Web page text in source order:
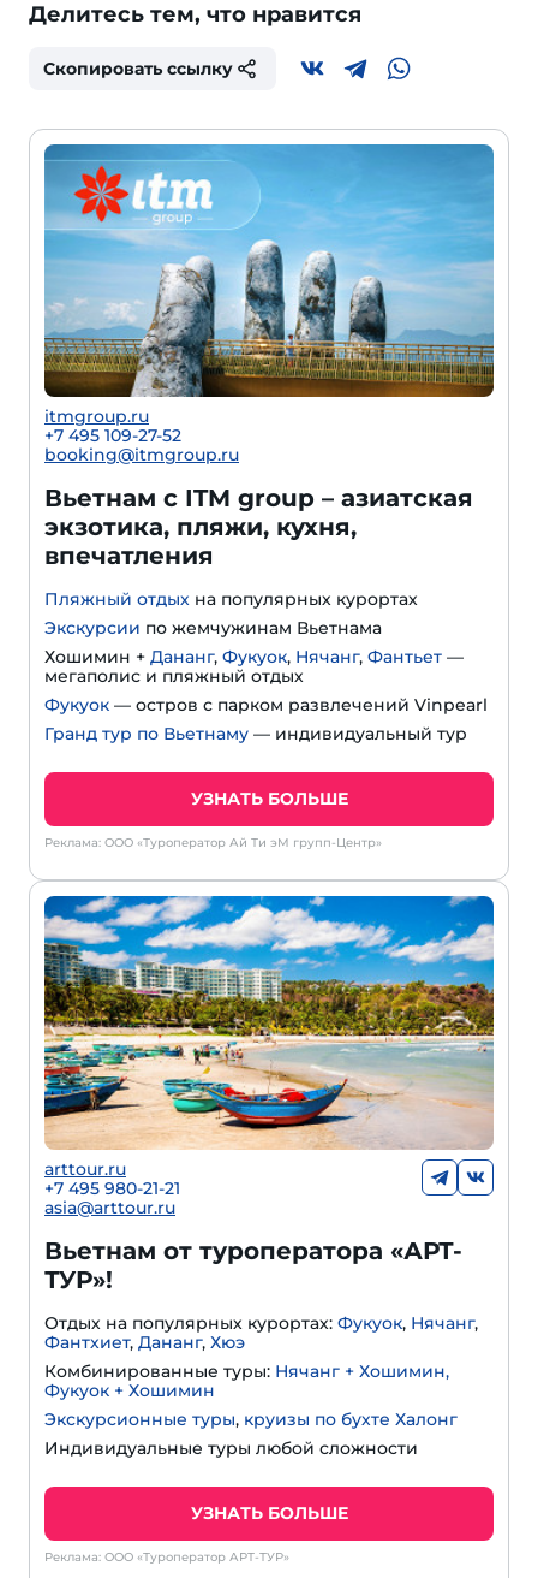
Делитесь тем, что нравится
Скопировать ссылку
itmgroup.ru
+7 495 109-27-52
booking@itmgroup.ru
Вьетнам с ITM group – азиатская
экзотика, пляжи, кухня,
впечатления
Пляжный отдых на популярных курортах
Экскурсии по жемчужинам Вьетнама
Хошимин + Дананг, Фукуок, Нячанг, Фантьет —
мегаполис и пляжный отдых
Фукуок — остров с парком развлечений Vinpearl
Гранд тур по Вьетнаму — индивидуальный тур
УЗНАТЬ БОЛЬШЕ
Реклама: ООО «Туроператор Ай Ти эМ групп-Центр»
arttour.ru
+7 495 980-21-21
asia@arttour.ru
Вьетнам от туроператора «АРТ-
ТУР»!
Отдых на популярных курортах: Фукуок, Нячанг,
Фантхиет, Дананг, Хюэ
Комбинированные туры: Нячанг + Хошимин,
Фукуок + Хошимин
Экскурсионные туры, круизы по бухте Халонг
Индивидуальные туры любой сложности
УЗНАТЬ БОЛЬШЕ
Реклама: ООО «Туроператор АРТ-ТУР»